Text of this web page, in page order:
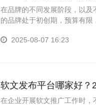
在品牌的不同发展阶段，以
的品牌处于初创期，预算有限
传...2025-08-07 16:23
软文发布平台哪家好？
在企业开展软文推广工作时